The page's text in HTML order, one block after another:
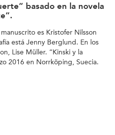
basado en la novela
es Kristofer Nilsson
está Jenny Berglund. En los
Lise Müller. “Kinski y la
2016 en Norrköping, Suecia.